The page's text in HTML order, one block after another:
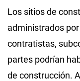
Los sitios de
administrados
contratistas,
partes podrían
de construcción.